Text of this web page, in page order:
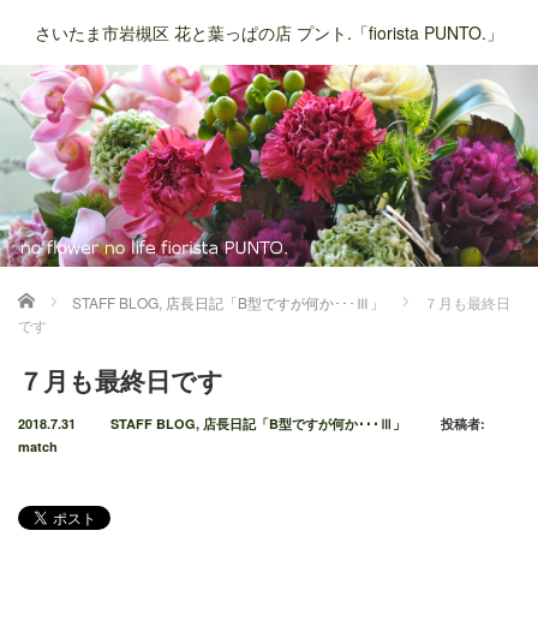
さいたま市岩槻区 花と葉っぱの店 プント.「fiorista PUNTO.」
ホーム STAFF BLOG, 店長日記「B型ですが何か･･･Ⅲ」
７月も最終日
です
７月も最終日です
2018.7.31 STAFF BLOG, 店長日記「B型ですが何か･･･Ⅲ」
投稿者:
match